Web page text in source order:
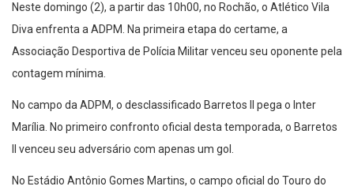
Neste domingo (2), a partir das 10h00, no Rochão, o Atlético Vila
Diva enfrenta a ADPM. Na primeira etapa do certame, a
Associação Desportiva de Polícia Militar venceu seu oponente pela
contagem mínima.
No campo da ADPM, o desclassificado Barretos II pega o Inter
Marília. No primeiro confronto oficial desta temporada, o Barretos
II venceu seu adversário com apenas um gol.
No Estádio Antônio Gomes Martins, o campo oficial do Touro do